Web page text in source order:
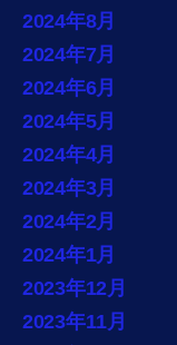
2024年8月
2024年7月
2024年6月
2024年5月
2024年4月
2024年3月
2024年2月
2024年1月
2023年12月
2023年11月